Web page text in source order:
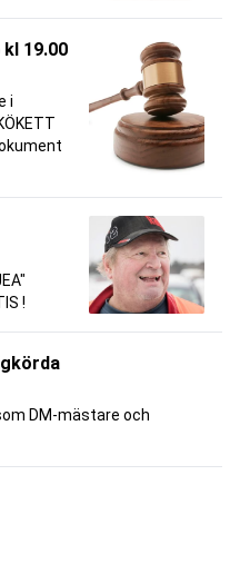
19.00
i
!
DM-mästare och